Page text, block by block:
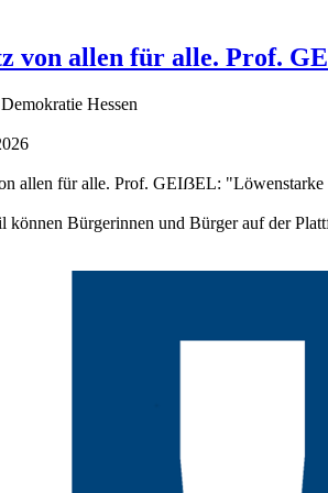
von allen für alle. Prof.
Hessen
allen für alle. Prof. GEIẞEL:
können Bürgerinnen und Bürger auf der